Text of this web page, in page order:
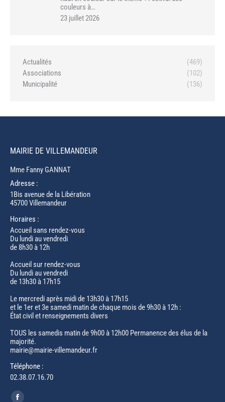
couleurs à…
23 juillet 2026
Actualités
(469)
Associations
(102)
Municipalité
(136)
MAIRIE DE VILLEMANDEUR
Mme Fanny GANNAT
Adresse :
1Bis avenue de la Libération
45700 Villemandeur
Horaires :
Accueil sans rendez-vous
Du lundi au vendredi
de 8h30 à 12h
Accueil sur rendez-vous
Du lundi au vendredi
de 13h30 à 17h15
Le mercredi après midi de 13h30 à 17h15
et le 1er et 3e samedi matin de chaque mois de 9h30 à 12h :
État civil et renseignements divers
TOUS les samedis matin de 9h00 à 12h00 Permanence des élus de la
majorité.
mairie@mairie-villemandeur.fr
Téléphone :
02.38.07.16.70
Trouvez nous sur :